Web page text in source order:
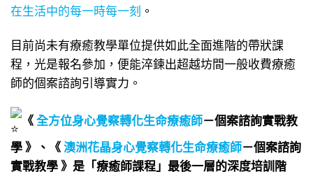
在生活中的每一時每一刻 。
目前尚未有療癒教學單位提供如此全面進階的帶狀課
程，光是報名參加，便能淬鍊出超越坊間一般收費療癒
師的個案諮詢引導實力。
《全方位身心覺察轉化生命療癒師－個案諮詢實戰教
學 》、《澳洲花晶身心覺察轉化生命療癒師－個案諮詢
實戰教學 》是「療癒師課程」最後一層的深度培訓階